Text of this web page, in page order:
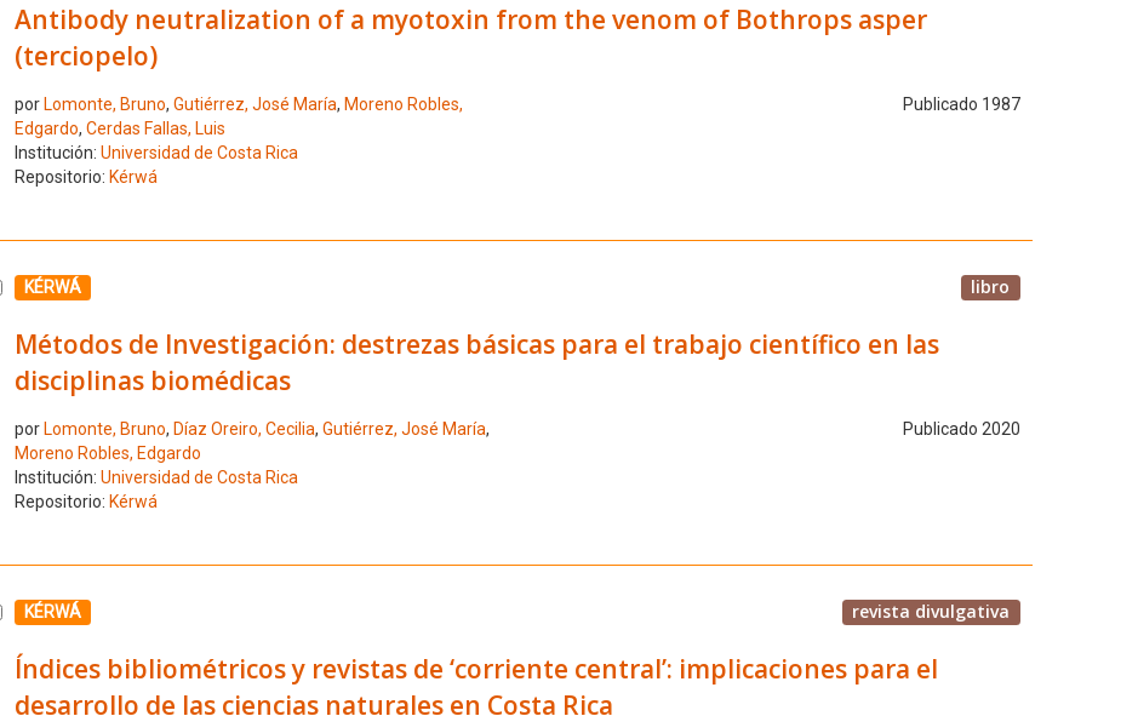
Antibody neutralization of a myotoxin from the venom of Bothrops asper
(terciopelo)
por Lomonte, Bruno, Gutiérrez, José María, Moreno Robles,
Edgardo, Cerdas Fallas, Luis
Publicado 1987
Institución: Universidad de Costa Rica
Repositorio: Kérwá
Seleccione el número de resultado 11
KÉRWÁ libro
Métodos de Investigación: destrezas básicas para el trabajo científico en las
disciplinas biomédicas
por Lomonte, Bruno, Díaz Oreiro, Cecilia, Gutiérrez, José María,
Moreno Robles, Edgardo
Publicado 2020
Institución: Universidad de Costa Rica
Repositorio: Kérwá
Seleccione el número de resultado 12
KÉRWÁ revista divulgativa
Índices bibliométricos y revistas de ‘corriente central’: implicaciones para el
desarrollo de las ciencias naturales en Costa Rica